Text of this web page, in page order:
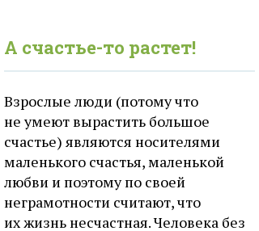
А счастье-то растет!
Взрослые люди (потому что
не умеют вырастить большое
счастье) являются носителями
маленького счастья, маленькой
любви и поэтому по своей
неграмотности считают, что
их жизнь несчастная. Человека без